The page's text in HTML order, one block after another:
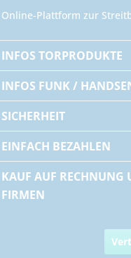
Online-Plattform zur
INFOS TORPRODUKTE
INFOS FUNK /
SICHERHEIT
EINFACH BEZAHLEN
KAUF AUF RECHNUNG
FIRMEN